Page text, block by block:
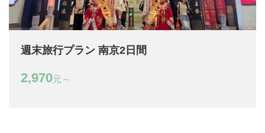
週末旅行プラン 南京2日間
2,970元～